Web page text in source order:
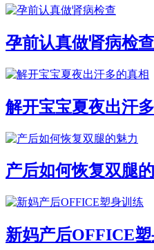
孕前认真做肾病检查
解开宝宝夏夜出汗
产后如何恢复双腿
新妈产后OFFICE